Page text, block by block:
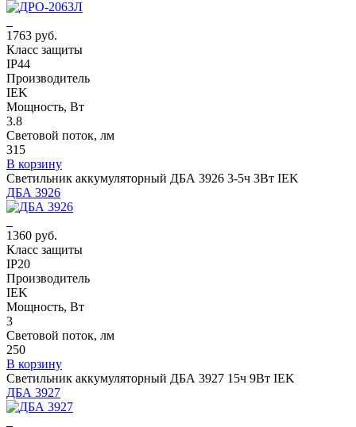
1763 руб.
Класс защиты
IP44
Производитель
IEK
Мощность, Вт
3.8
Световой поток, лм
315
В корзину
Светильник аккумуляторный ДБА 3926 3-5ч 3Вт IEK
ДБА 3926
1360 руб.
Класс защиты
IP20
Производитель
IEK
Мощность, Вт
3
Световой поток, лм
250
В корзину
Светильник аккумуляторный ДБА 3927 15ч 9Вт IEK
ДБА 3927